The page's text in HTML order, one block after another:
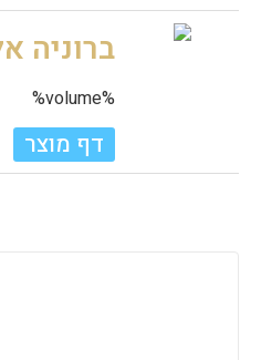
ברוניה
%volume%
דף מוצר